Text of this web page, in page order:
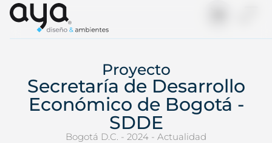
Proyecto
Secretaría de Desarrollo
Económico de Bogotá -
SDDE
Bogotá D.C. - 2024 - Actualidad